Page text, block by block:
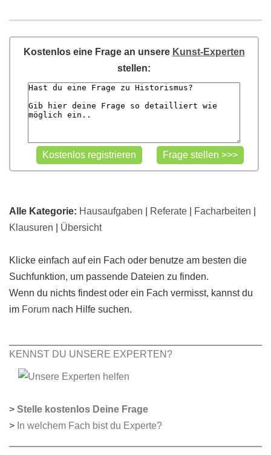
Kostenlos eine Frage an unsere Kunst-Experten
stellen:
Alle Kategorie: Hausaufgaben Referate Facharbeiten
Klausuren
Übersicht
Klicke einfach auf ein Fach oder benutze am besten die
Suchfunktion, um passende Dateien zu finden.
Wenn du nichts findest oder ein Fach vermisst, kannst du
im Forum nach Hilfe suchen.
KENNST DU UNSERE EXPERTEN?
> Stelle kostenlos Deine Frage
> In welchem Fach bist du Experte?